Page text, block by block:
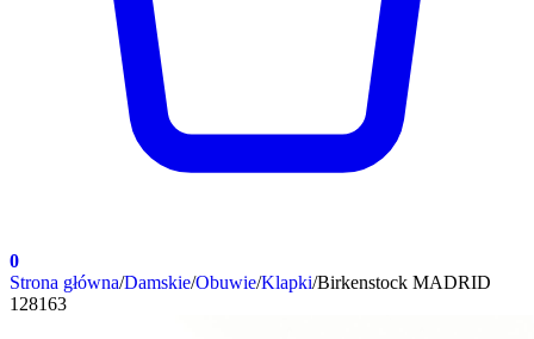
0
Strona główna/Damskie/Obuwie/Klapki/Birkenstock MADRID
128163